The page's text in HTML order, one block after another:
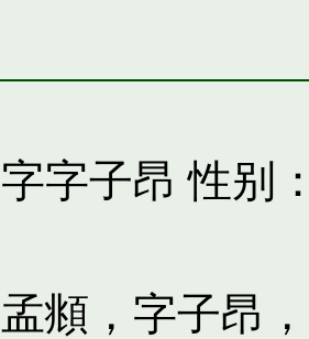
字子昂 性别
頫，字子昂